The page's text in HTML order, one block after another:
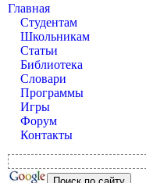
Главная
Студентам
Школьникам
Статьи
Библиотека
Словари
Программы
Игры
Форум
Контакты